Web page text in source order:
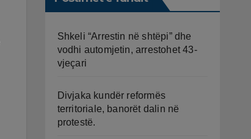
Shkeli “Arrestin në shtëpi” dhe
vodhi automjetin, arrestohet 43-
vjeçari
Divjaka kundër reformës
territoriale, banorët dalin në
protestë.